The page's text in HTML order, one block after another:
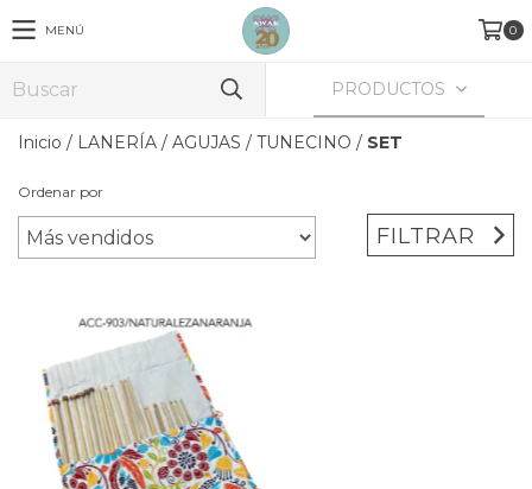
MENÚ 0
PRODUCTOS
Inicio / LANERÍA / AGUJAS / TUNECINO / SET
Ordenar por
FILTRAR